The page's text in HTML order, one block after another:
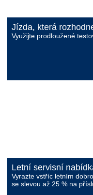
Jízda, která
Využijte prodloužené
Letní servisní
Vyrazte vstříc letním
se slevou až 25 % na